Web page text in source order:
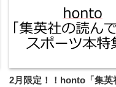
2月限定！！honto「集英